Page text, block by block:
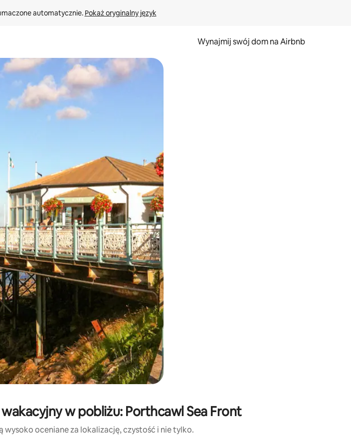
automatycznie. Pokaż oryginalny język
Wynajmij swój dom na Airbnb
w górę i w dół lub przeglądać je za pomocą gestów dotykowych lub przesuwania.
w pobliżu: Porthcawl Sea Front
wysoko oceniane za lokalizację, czystość i nie tylko.